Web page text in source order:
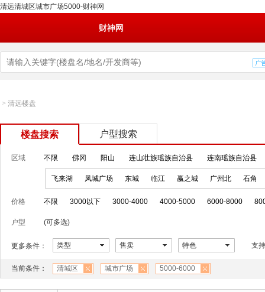
清远清城区城市广场5000-财神网
财神网
> 清远楼盘
楼盘搜索 户型搜索
区域 不限 佛冈 阳山 连山壮族瑶族自治县 连南瑶族自治县
飞来湖 凤城广场 东城 临江 赢之城 广州北 石角
价格 不限 3000以下 3000-4000 4000-5000 6000-8000
户型 (可多选)
更多条件： 类型 售卖 特色 支
当前条件： 清城区 城市广场 5000-6000